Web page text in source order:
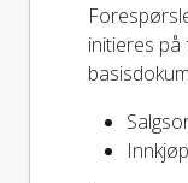
initieres på